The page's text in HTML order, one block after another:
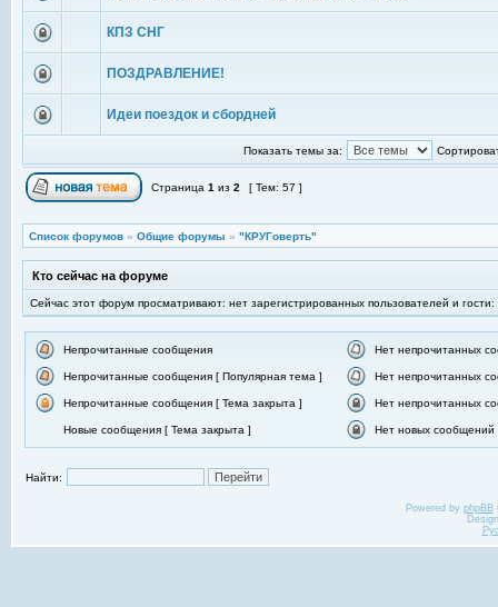
КПЗ СНГ
ПОЗДРАВЛЕНИЕ!
Идеи поездок и сбордней
Показать темы за:
Страница 1 из 2 [ Тем: 57 ]
Список форумов » Общие форумы » "КРУГоверть"
Кто сейчас на форуме
Сейчас этот форум просматривают: нет зарегистрированных пользователей и гости:
Непрочитанные сообщения Нет непрочитанных
Непрочитанные сообщения [ Популярная тема ] Нет непрочитанных
Непрочитанные сообщения [ Тема закрыта ] Нет непрочитанных
Новые сообщения [ Тема закрыта ] Нет новых сообщений
Найти:
Powered by phpBB